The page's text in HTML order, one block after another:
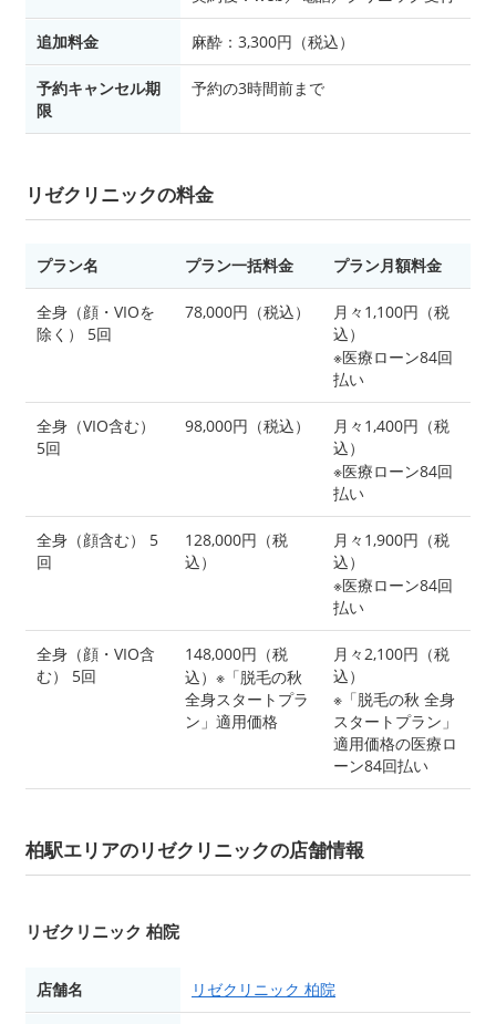
追加料金 麻酔：3,300円（税込）
予約キャンセル期
限
予約の3時間前まで
リゼクリニックの料金
プラン名 プラン一括料金 プラン月額料金
全身（顔・VIOを
除く） 5回
78,000円（税込）
月々1,100円（税
込）
※医療ローン84回
払い
全身（VIO含む）
5回
98,000円（税込）
月々1,400円（税
込）
※医療ローン84回
払い
全身（顔含む） 5
回
128,000円（税
込）
月々1,900円（税
込）
※医療ローン84回
払い
全身（顔・VIO含
む） 5回
148,000円（税
込）※「脱毛の秋
全身スタートプラ
ン」適用価格
月々2,100円（税
込）
※「脱毛の秋 全身
スタートプラン」
適用価格の医療ロ
ーン84回払い
柏駅エリアのリゼクリニックの店舗情報
リゼクリニック 柏院
店舗名 リゼクリニック 柏院